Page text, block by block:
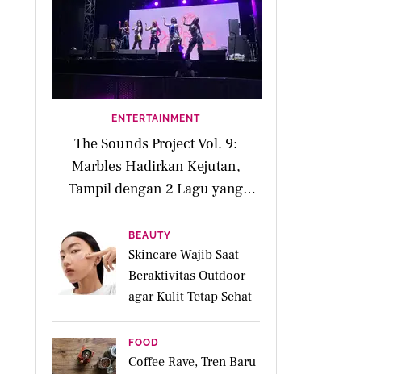
ENTERTAINMENT
The Sounds Project Vol. 9:
Marbles Hadirkan Kejutan,
Tampil dengan 2 Lagu yang
Belum Rilis
BEAUTY
Skincare Wajib Saat
Beraktivitas Outdoor
agar Kulit Tetap Sehat
FOOD
Coffee Rave, Tren Baru